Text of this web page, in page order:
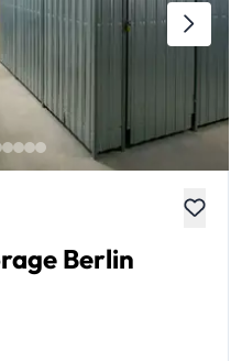
Berlin